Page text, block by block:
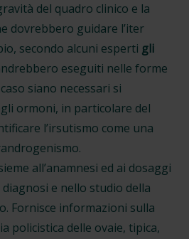
del quadro clinico e la
dovrebbero guidare l’iter
secondo alcuni esperti gli
eseguiti nelle forme
siano necessari si
ormoni, in particolare del
l’irsutismo come una
all’anamnesi ed ai dosaggi
e nello studio della
Fornisce informazioni sulla
policistica delle ovaie, tipica,